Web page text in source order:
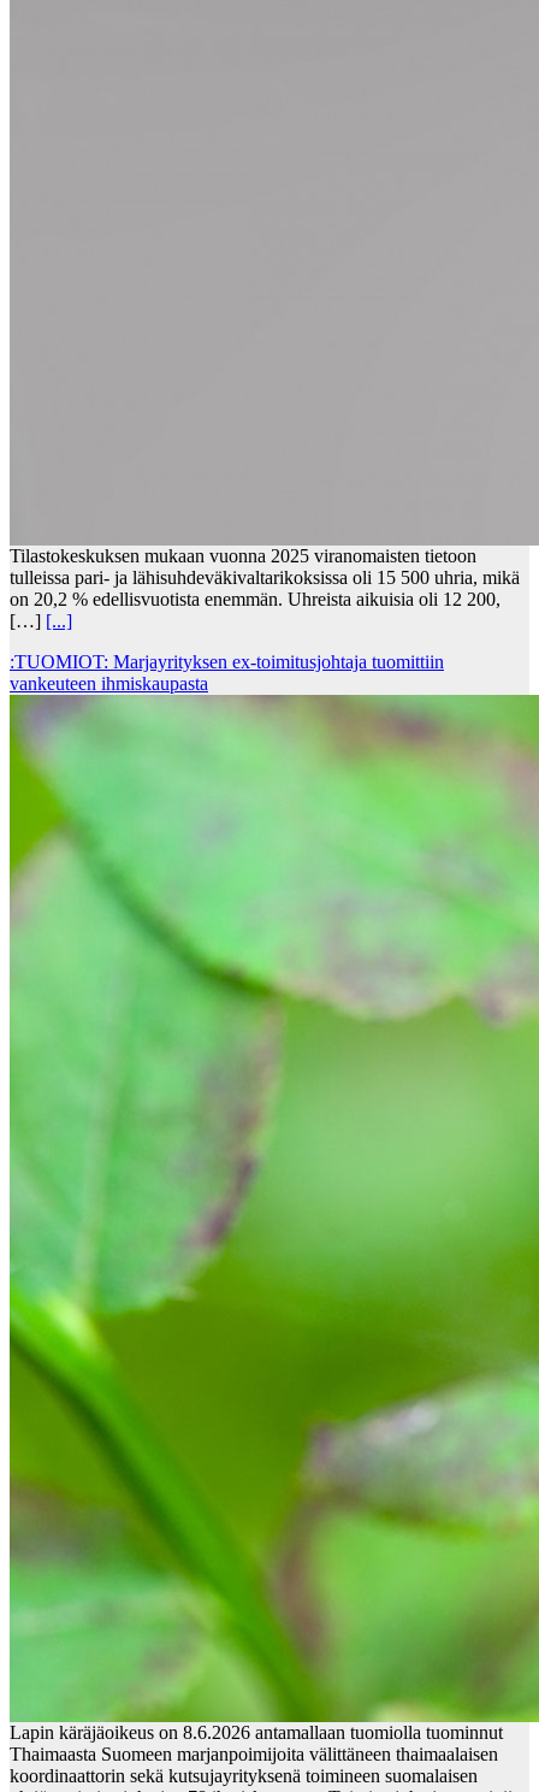
Tilastokeskuksen mukaan vuonna 2025 viranomaisten tietoon
tulleissa pari- ja lähisuhdeväkivaltarikoksissa oli 15 500 uhria, mikä
on 20,2 % edellisvuotista enemmän. Uhreista aikuisia oli 12 200,
[…] [...]
:TUOMIOT: Marjayrityksen ex-toimitusjohtaja tuomittiin
vankeuteen ihmiskaupasta
Lapin käräjäoikeus on 8.6.2026 antamallaan tuomiolla tuominnut
Thaimaasta Suomeen marjanpoimijoita välittäneen thaimaalaisen
koordinaattorin sekä kutsujayrityksenä toimineen suomalaisen